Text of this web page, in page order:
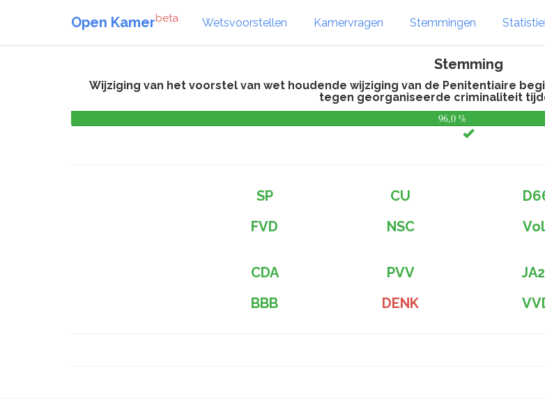
Open Kamerbeta Wetsvoorstellen Kamervragen Stemmingen
Stemming
Wijziging van het voorstel van wet houdende wijziging van de Penitentiaire
tegen georganiseerde criminaliteit
96,0 %
SP CU
FVD
NSC
CDA
PVV
BBB
DENK